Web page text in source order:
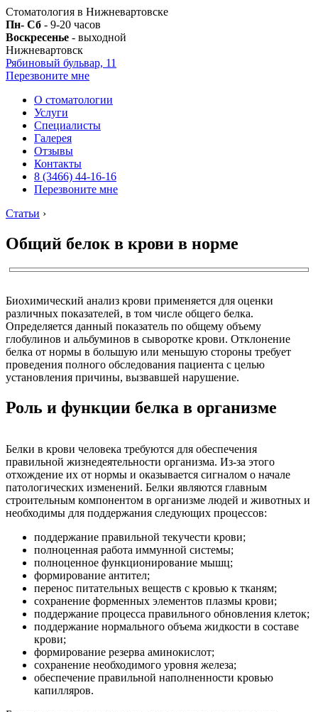
Стоматология в Нижневартовске
Пн- Сб - 9-20 часов
Воскресенье - выходной
Нижневартовск
Рябиновый бульвар, 11
Перезвоните мне
О стоматологии
Услуги
Специалисты
Галерея
Отзывы
Контакты
8 (3466) 44-16-16
Перезвоните мне
Статьи ›
Общий белок в крови в норме
Биохимический анализ крови применяется для оценки
различных показателей, в том числе общего белка.
Определяется данный показатель по общему объему
глобулинов и альбуминов в сыворотке крови. Отклонение
белка от нормы в большую или меньшую стороны требует
проведения полного обследования пациента с целью
установления причины, вызвавшей нарушение.
Роль и функции белка в организме
Белки в крови человека требуются для обеспечения
правильной жизнедеятельности организма. Из-за этого
отхождение их от нормы и оказывается сигналом о начале
патологических изменений. Белки являются главным
строительным компонентом в организме людей и животных и
необходимы для поддержания следующих процессов:
поддержание правильной текучести крови;
полноценная работа иммунной системы;
полноценное функционирование мышц;
формирование антител;
перенос питательных веществ с кровью к тканям;
сохранение форменных элементов плазмы крови;
поддержание процесса правильного обновления клеток;
поддержание нормального объема жидкости в составе
крови;
формирование резерва аминокислот;
сохранение необходимого уровня железа;
обеспечение правильной наполненности кровью
капилляров.